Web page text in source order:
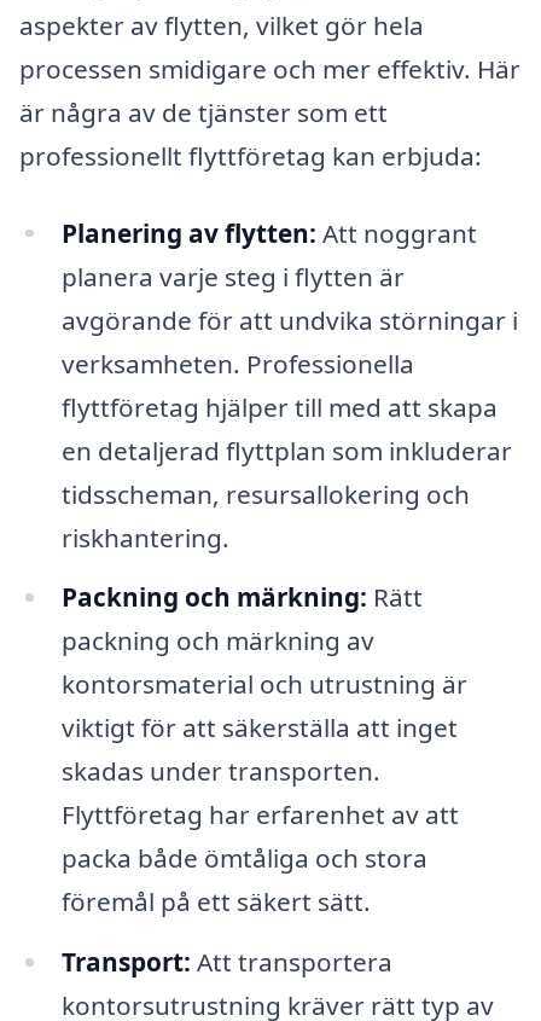
aspekter av flytten, vilket gör hela
processen smidigare och mer effektiv. Här
är några av de tjänster som ett
professionellt flyttföretag kan erbjuda:
Planering av flytten: Att noggrant
planera varje steg i flytten är
avgörande för att undvika störningar i
verksamheten. Professionella
flyttföretag hjälper till med att skapa
en detaljerad flyttplan som inkluderar
tidsscheman, resursallokering och
riskhantering.
Packning och märkning: Rätt
packning och märkning av
kontorsmaterial och utrustning är
viktigt för att säkerställa att inget
skadas under transporten.
Flyttföretag har erfarenhet av att
packa både ömtåliga och stora
föremål på ett säkert sätt.
Transport: Att transportera
kontorsutrustning kräver rätt typ av